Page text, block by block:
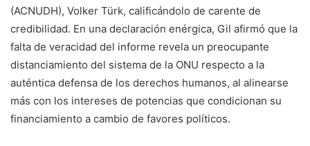
(ACNUDH), Volker Türk, calificándolo de carente de
credibilidad. En una declaración enérgica, Gil afirmó que la
falta de veracidad del informe revela un preocupante
distanciamiento del sistema de la ONU respecto a la
auténtica defensa de los derechos humanos, al alinearse
más con los intereses de potencias que condicionan su
financiamiento a cambio de favores políticos.